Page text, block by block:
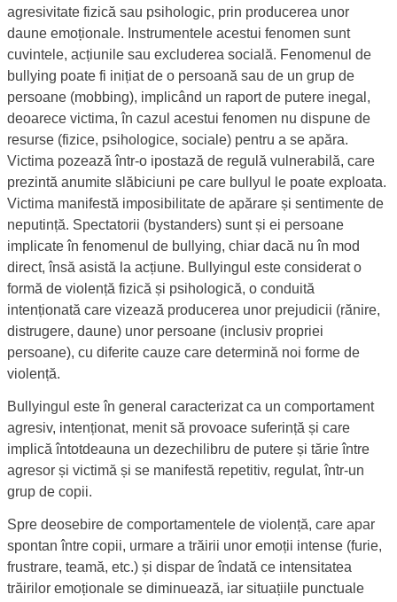
agresivitate fizică sau psihologic, prin producerea unor
daune emoționale. Instrumentele acestui fenomen sunt
cuvintele, acțiunile sau excluderea socială. Fenomenul de
bullying poate fi inițiat de o persoană sau de un grup de
persoane (mobbing), implicând un raport de putere inegal,
deoarece victima, în cazul acestui fenomen nu dispune de
resurse (fizice, psihologice, sociale) pentru a se apăra.
Victima pozează într-o ipostază de regulă vulnerabilă, care
prezintă anumite slăbiciuni pe care bullyul le poate exploata.
Victima manifestă imposibilitate de apărare și sentimente de
neputință. Spectatorii (bystanders) sunt și ei persoane
implicate în fenomenul de bullying, chiar dacă nu în mod
direct, însă asistă la acțiune. Bullyingul este considerat o
formă de violență fizică și psihologică, o conduită
intenționată care vizează producerea unor prejudicii (rănire,
distrugere, daune) unor persoane (inclusiv propriei
persoane), cu diferite cauze care determină noi forme de
violență.
Bullyingul este în general caracterizat ca un comportament
agresiv, intenționat, menit să provoace suferință și care
implică întotdeauna un dezechilibru de putere și tărie între
agresor și victimă și se manifestă repetitiv, regulat, într-un
grup de copii.
Spre deosebire de comportamentele de violență, care apar
spontan între copii, urmare a trăirii unor emoții intense (furie,
frustrare, teamă, etc.) și dispar de îndată ce intensitatea
trăirilor emoționale se diminuează, iar situațiile punctuale